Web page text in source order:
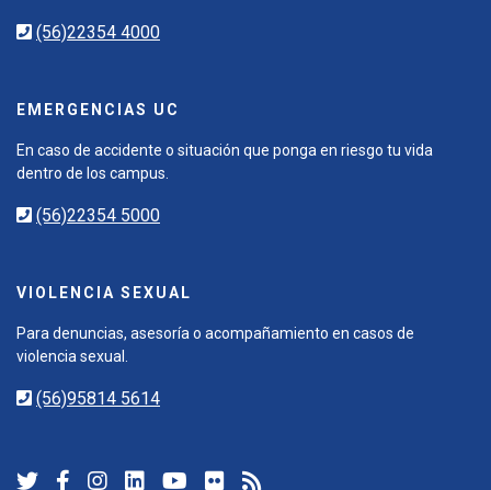
(56)22354 4000
EMERGENCIAS UC
En caso de accidente o situación que ponga en riesgo tu vida
dentro de los campus.
(56)22354 5000
VIOLENCIA SEXUAL
Para denuncias, asesoría o acompañamiento en casos de
violencia sexual.
(56)95814 5614